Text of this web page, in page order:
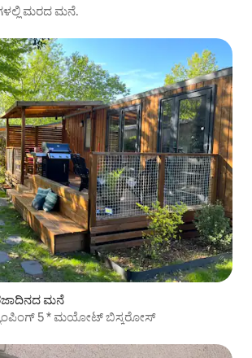
ಮರದ ಮನೆ.
ಮನೆ
5 * ಮಯೋಟ್ ಬಿಸ್ಕರೋಸ್